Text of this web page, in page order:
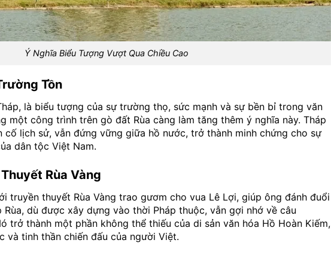
Ý Nghĩa Biểu Tượng Vượt Qua Chiều Cao
Tồn
là biểu tượng của sự trường thọ, sức mạnh và sự bền bỉ trong văn
một công trình trên gò đất Rùa càng làm tăng thêm ý nghĩa này. Tháp
cố lịch sử, vẫn đứng vững giữa hồ nước, trở thành minh chứng cho sự
dân tộc Việt Nam.
Rùa Vàng
truyền thuyết Rùa Vàng trao gươm cho vua Lê Lợi, giúp ông đánh đuổi
Rùa, dù được xây dựng vào thời Pháp thuộc, vẫn gợi nhớ về câu
trở thành một phần không thể thiếu của di sản văn hóa Hồ Hoàn Kiếm,
và tinh thần chiến đấu của người Việt.